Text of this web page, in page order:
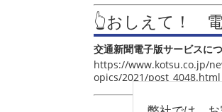
👆おしえて！
交通新聞電子版サービスに
https://www.kotsu.co.jp/
opics/2021/post_4048.html